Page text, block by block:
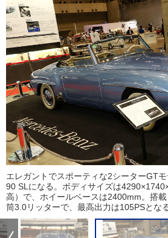
エレガントでスポーティな2シーターGT
90 SLになる。ボディサイズは
高）で、ホイールベースは2400mm。搭
筒3.0リッターで、最高出力は105PSとな